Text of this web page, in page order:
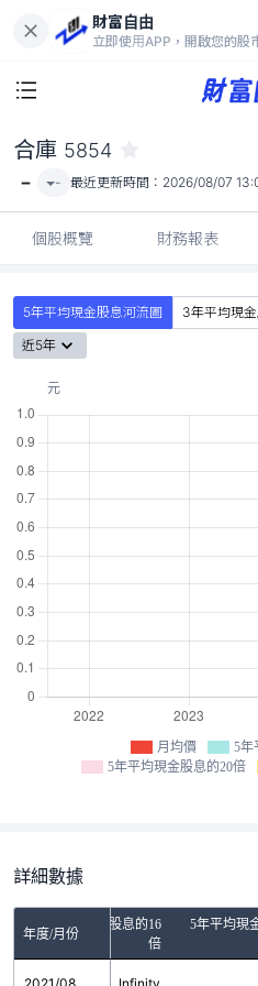
財富自由
立即使用APP，開啟您的股
-
合庫 5854
- - 最近更新時間： 2026/08/07
個股概覽 財務報表
5年平均現金股息河流圖
3年平均現
近5年
月均價
5年
5年平均現金股息的20倍
詳細數據
年度/月份
5年平均現金股息的16
倍
5年平均現